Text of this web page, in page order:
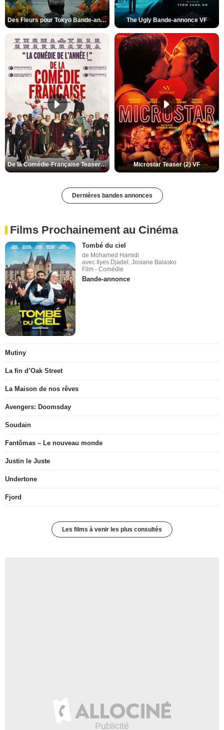
Des Fleurs pour Tokyo Bande-annonce VO STFR The Ugly Bande-annonce VF
De la Comédie-Française Teaser (3) VF Microstar Teaser (2) VF
Dernières bandes annonces
Films Prochainement au Cinéma
Tombé du ciel
de Mohamed Hamidi
avec Ilyes Djadel, Josiane Balasko
Film - Comédie
Bande-annonce
Mutiny
La fin d’Oak Street
La Maison de nos rêves
Avengers: Doomsday
Soudain
Fantômas – Le nouveau monde
Justin le Juste
Undertone
Fjord
Les films à venir les plus consultés